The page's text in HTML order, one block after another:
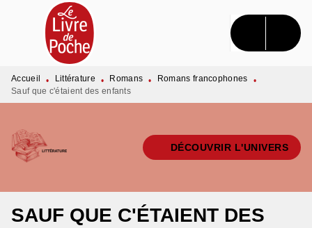
MENU RECHERCHE CONTENU
PIED DE PAGE
Accueil • Littérature • Romans • Romans francophones
•
Sauf que c'étaient des enfants
DÉCOUVRIR L'UNIVERS
SAUF QUE C'ÉTAIENT DES